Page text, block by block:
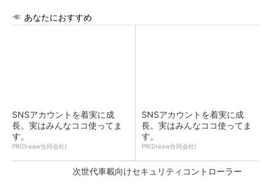
あなたにおすすめ
SNSアカウントを着実に成
長。実はみんなココ使ってま
す。
PR(Dreaw合同会社)
SNSアカウントを着実に成
長。実はみんなココ使ってま
す。
PR(Dreaw合同会社)
次世代車載向けセキュリティコントローラー